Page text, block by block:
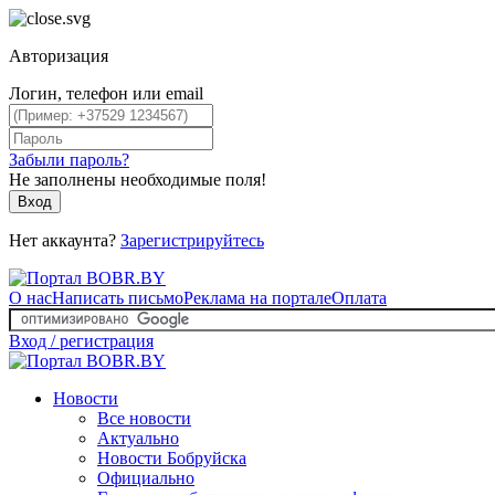
Авторизация
Логин, телефон или email
Забыли пароль?
Не заполнены необходимые поля!
Вход
Нет аккаунта? Зарегистрируйтесь
О насНаписать письмоРеклама на порталеОплата
Вход / регистрация
Новости
Все новости
Актуально
Новости Бобруйска
Официально